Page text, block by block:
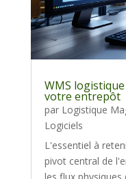
WMS
votre entrepôt
par Logistique
Logiciels
L'essentiel à
pivot central de